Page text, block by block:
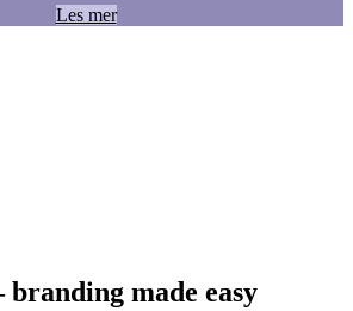
Les mer
made easy